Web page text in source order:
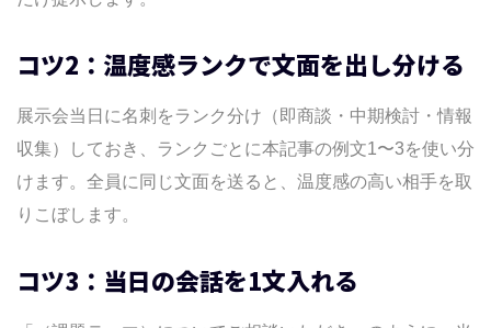
コツ2：温度感ランクで文面を出し分ける
展示会当日に名刺をランク分け（即商談・中期検討・情報
収集）しておき、ランクごとに本記事の例文1〜3を使い分
けます。全員に同じ文面を送ると、温度感の高い相手を取
りこぼします。
コツ3：当日の会話を1文入れる